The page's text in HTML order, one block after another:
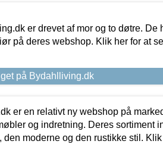
er drevet af mor og to døtre. De
på deres webshop. Klik her for at
på Bydahlliving.dk
er en relativt ny webshop på
og indretning. Deres sortiment
den moderne og den rustikke stil.